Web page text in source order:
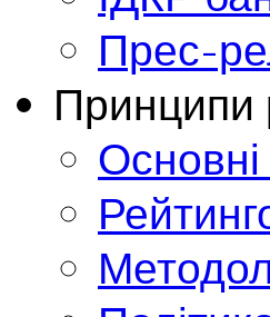
Прес-
Принципи